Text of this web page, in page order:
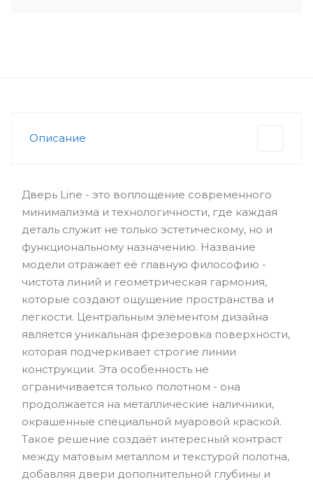
Описание
Дверь Line - это воплощение современного
минимализма и технологичности, где каждая
деталь служит не только эстетическому, но и
функциональному назначению. Название
модели отражает её главную философию -
чистота линий и геометрическая гармония,
которые создают ощущение пространства и
легкости. Центральным элементом дизайна
является уникальная фрезеровка поверхности,
которая подчеркивает строгие линии
конструкции. Эта особенность не
ограничивается только полотном - она
продолжается на металлические наличники,
окрашенные специальной муаровой краской.
Такое решение создаёт интересный контраст
между матовым металлом и текстурой полотна,
добавляя двери дополнительной глубины и